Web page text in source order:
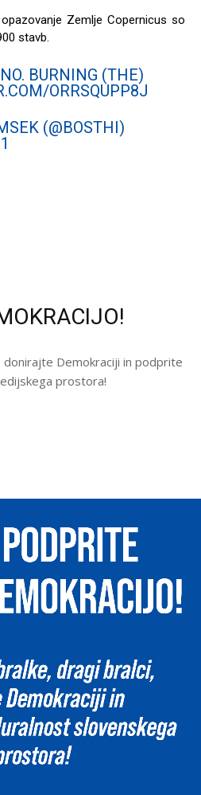
Zemlje Copernicus so
stavb.
BURNING (THE)
ORRSQUPP8J
(@BOSTHI)
donirajte Demokraciji in podprite
prostora!